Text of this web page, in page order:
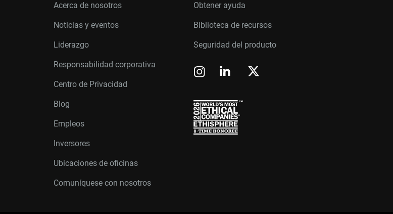
Acerca de nosotros
Noticias y eventos
Liderazgo
Responsabilidad corporativa
Centro de Privacidad
Blog
Empleos
Inversores
Ubicaciones de oficinas
Comuníquese con nosotros
Obtener ayuda
Biblioteca de recursos
Seguridad del producto